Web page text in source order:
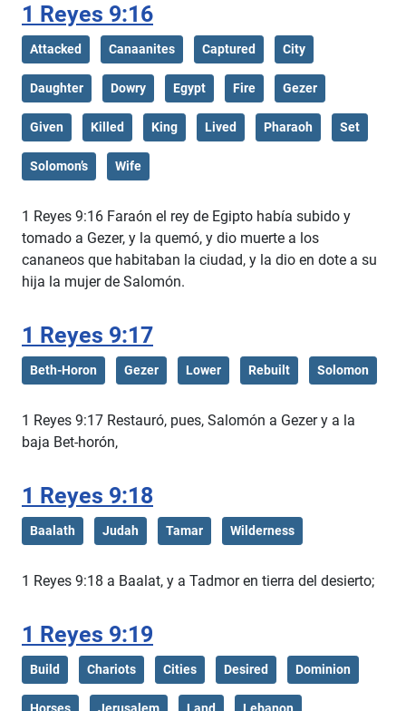
1 Reyes 9:16
Attacked Canaanites Captured City
Daughter Dowry Egypt Fire Gezer
Given Killed King Lived Pharaoh Set
Solomon’s Wife
1 Reyes 9:16 Faraón el rey de Egipto había subido y
tomado a Gezer, y la quemó, y dio muerte a los
cananeos que habitaban la ciudad, y la dio en dote a su
hija la mujer de Salomón.
1 Reyes 9:17
Beth-Horon Gezer Lower Rebuilt Solomon
1 Reyes 9:17 Restauró, pues, Salomón a Gezer y a la
baja Bet-horón,
1 Reyes 9:18
Baalath Judah Tamar Wilderness
1 Reyes 9:18 a Baalat, y a Tadmor en tierra del desierto;
1 Reyes 9:19
Build Chariots Cities Desired Dominion